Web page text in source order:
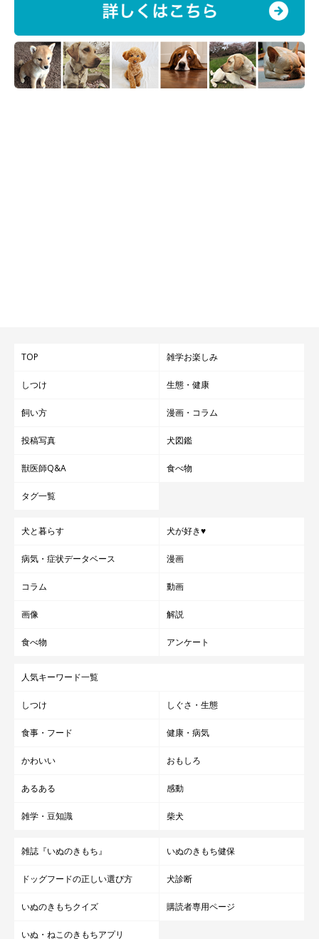
ッセンスを加えても◎
入浴中は、犬を驚かせないようにすべての動作をゆっくり静かに
げましょう。耳にお湯が入ると、犬は驚いて落ち着きをなくすの
で、かけ湯の際は、細心の注意を払って行ってくださいね。
犬のお風呂（シャンプー）後のドライ方法
TOP 雑学お楽しみ
しつけ 生態・健康
飼い方 漫画・コラム
投稿写真 犬図鑑
獣医師Q&A 食べ物
タグ一覧
犬と暮らす 犬が好き♥
病気・症状データベース 漫画
コラム 動画
画像 解説
食べ物 アンケート
人気キーワード一覧
しつけ しぐさ・生態
食事・フード 健康・病気
かわいい おもしろ
あるある 感動
雑学・豆知識 柴犬
雑誌『いぬのきもち』 いぬのきもち健保
ドッグフードの正しい選び方 犬診断
いぬのきもちクイズ 購読者専用ページ
いぬ・ねこのきもちアプリ